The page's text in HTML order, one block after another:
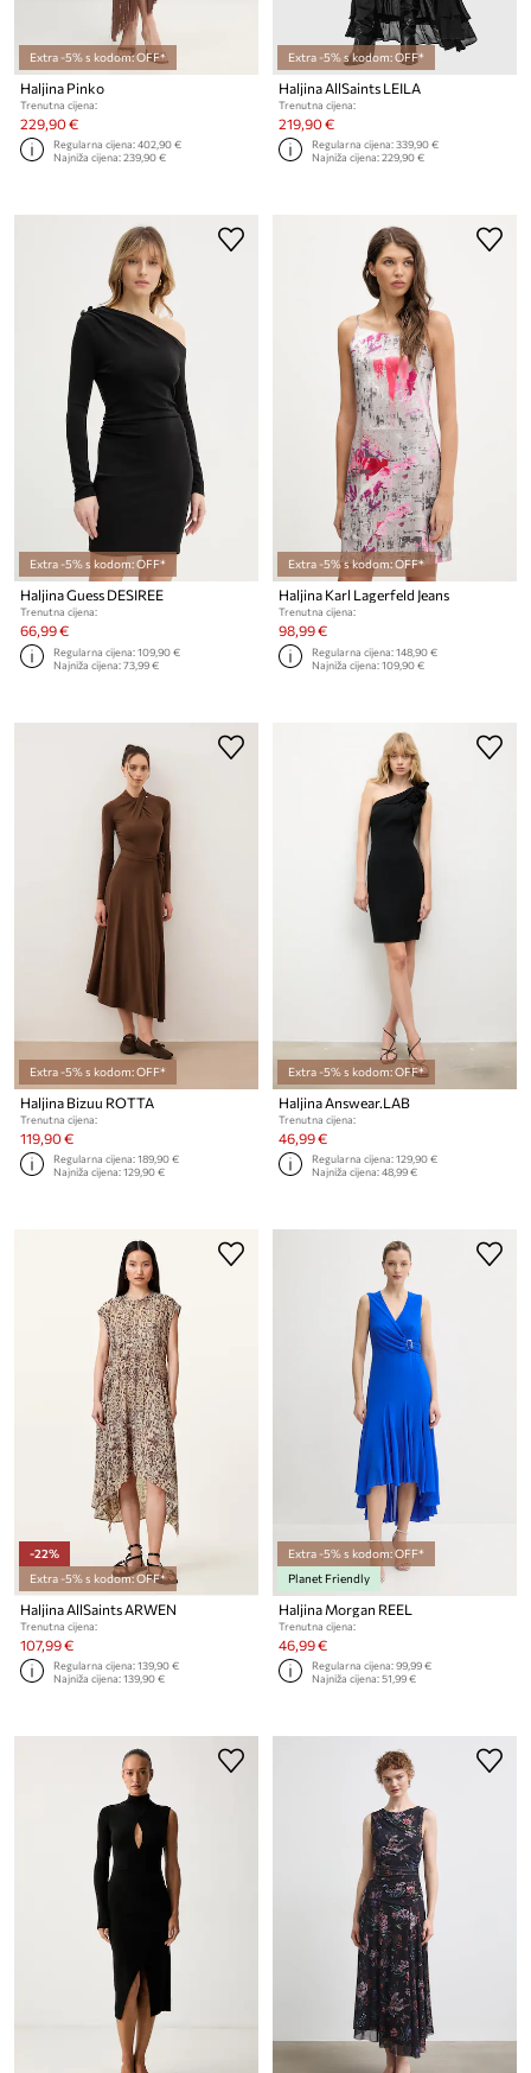
Extra -5% s kodom: OFF*
Haljina Pinko
Trenutna cijena:
229,90 €
Regularna cijena:402,90 €
Najniža cijena:239,90 €
Extra -5% s kodom: OFF*
Haljina AllSaints LEILA
Trenutna cijena:
219,90 €
Regularna cijena:339,90 €
Najniža cijena:229,90 €
Extra -5% s kodom: OFF*
Haljina Guess DESIREE
Trenutna cijena:
66,99 €
Regularna cijena:109,90 €
Najniža cijena:73,99 €
Extra -5% s kodom: OFF*
Haljina Karl Lagerfeld Jeans
Trenutna cijena:
98,99 €
Regularna cijena:148,90 €
Najniža cijena:109,90 €
Extra -5% s kodom: OFF*
Haljina Bizuu ROTTA
Trenutna cijena:
119,90 €
Regularna cijena:189,90 €
Najniža cijena:129,90 €
Extra -5% s kodom: OFF*
Haljina Answear.LAB
Trenutna cijena:
46,99 €
Regularna cijena:129,90 €
Najniža cijena:48,99 €
-22%
Extra -5% s kodom: OFF*
Haljina AllSaints ARWEN
Trenutna cijena:
107,99 €
Regularna cijena:139,90 €
Najniža cijena:139,90 €
Extra -5% s kodom: OFF*
Planet Friendly
Haljina Morgan REEL
Trenutna cijena:
46,99 €
Regularna cijena:99,99 €
Najniža cijena:51,99 €